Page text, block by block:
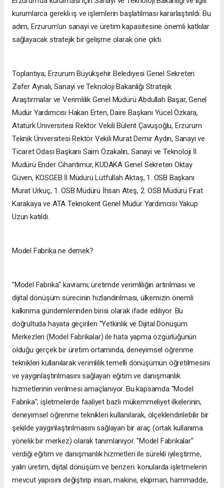
kurumlarca gerekli iş ve işlemlerin başlatılması kararlaştırıldı. Bu
adım, Erzurum’un sanayi ve üretim kapasitesine önemli katkılar
sağlayacak stratejik bir gelişme olarak öne çıktı.
Toplantıya; Erzurum Büyükşehir Belediyesi Genel Sekreteri
Zafer Aynalı, Sanayi ve Teknoloji Bakanlığı Stratejik
Araştırmalar ve Verimlilik Genel Müdürü Abdullah Başar, Genel
Müdür Yardımcısı Hakan Erten, Daire Başkanı Yücel Özkara,
Atatürk Üniversitesi Rektör Vekili Bülent Çavuşoğlu, Erzurum
Teknik Üniversitesi Rektör Vekili Murat Demir Aydın, Sanayi ve
Ticaret Odası Başkanı Saim Özakalın, Sanayi ve Teknoloji İl
Müdürü Ender Cihantimur, KUDAKA Genel Sekreteri Oktay
Güven, KOSGEB İl Müdürü Lütfullah Aktaş, 1. OSB Başkanı
Murat Urkuç, 1. OSB Müdürü İhsan Ateş, 2. OSB Müdürü Fırat
Karakaya ve ATA Teknokent Genel Müdür Yardımcısı Yakup
Uzun katıldı.
Model Fabrika ne demek?
"Model Fabrika" kavramı; üretimde verimliliğin artırılması ve
dijital dönüşüm sürecinin hızlandırılması, ülkemizin önemli
kalkınma gündemlerinden birisi olarak ifade ediliyor. Bu
doğrultuda hayata geçirilen "Yetkinlik ve Dijital Dönüşüm
Merkezleri (Model Fabrikalar) ile hata yapma özgürlüğünün
olduğu gerçek bir üretim ortamında, deneyimsel öğrenme
teknikleri kullanılarak verimlilik temelli dönüşümün öğretilmesini
ve yaygınlaştırılmasını sağlayan eğitim ve danışmanlık
hizmetlerinin verilmesi amaçlanıyor. Bu kapsamda "Model
Fabrika"; işletmelerde faaliyet bazlı mükemmeliyet ilkelerinin,
deneyimsel öğrenme teknikleri kullanılarak, ölçeklendirilebilir bir
şekilde yaygınlaştırılmasını sağlayan bir araç (ortak kullanıma
yönelik bir merkez) olarak tanımlanıyor. "Model Fabrikalar"
verdiği eğitim ve danışmanlık hizmetleri ile sürekli iyileştirme,
yalın üretim, dijital dönüşüm ve benzeri. konularda işletmelerin
mevcut yapısını değiştirip insan, makine, ekipman, hammadde,